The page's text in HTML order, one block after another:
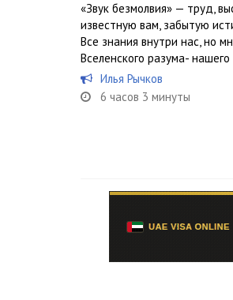
«Звук безмолвия» — труд,
известную вам, забытую
Все знания внутри нас, но
Вселенского разума-
Илья Рычков
6 часов 3 минуты